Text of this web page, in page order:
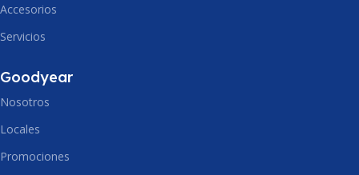
DIAMETRO
VOLUMEN
INDICE CARGA
Accesorios
Servicios
Goodyear
Nosotros
Locales
Promociones